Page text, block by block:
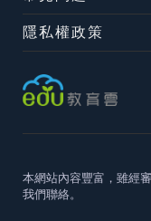
隱私權政策
本網站內容豐富，雖經
我們聯絡。